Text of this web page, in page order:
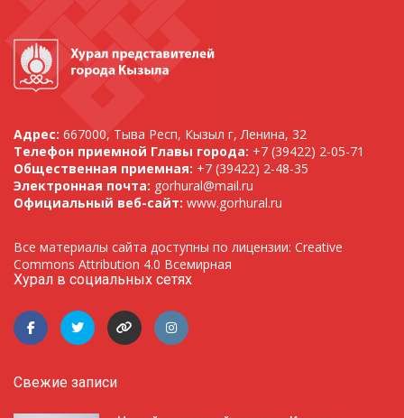
Адрес: 667000, Тыва Респ, Кызыл г, Ленина, 32
Телефон приемной Главы города: +7 (39422) 2-05-71
Общественная приемная: +7 (39422) 2-48-35
Электронная почта: gorhural@mail.ru
Официальный веб-сайт: www.gorhural.ru
Все материалы сайта доступны по лицензии: Creative
Commons Attribution 4.0 Всемирная
Хурал в социальных сетях
Свежие записи